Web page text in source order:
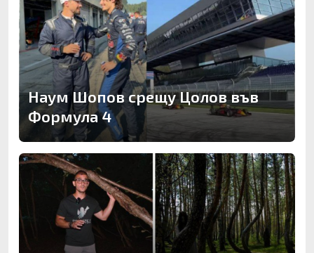
Наум Шопов срещу Цолов във
Формула 4